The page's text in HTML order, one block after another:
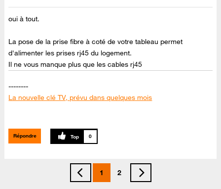
oui à tout.
La pose de la prise fibre à coté de votre tableau permet
d'alimenter les prises rj45 du logement.
Il ne vous manque plus que les cables rj45
--------
La nouvelle clé TV, prévu dans quelques mois
Canal + en clair du 06 au 09 septembre sur TV d'Orange
Répondre 0
1 2